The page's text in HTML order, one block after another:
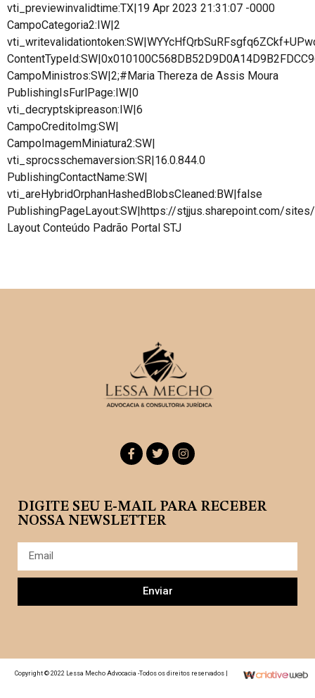
vti_previewinvalidtime:TX|19 Apr 2023 21:31:07 -0000
CampoCategoria2:IW|2
CampoMinistros:SW|2;#Maria Thereza de Assis Moura
PublishingIsFurlPage:IW|0
vti_decryptskipreason:IW|6
CampoCreditoImg:SW|
CampoImagemMiniatura2:SW|
vti_sprocsschemaversion:SR|16.0.844.0
PublishingContactName:SW|
vti_areHybridOrphanHashedBlobsCleaned:BW|false
PublishingPageLayout:SW|https://stjjus.sharepoint.com/
Layout Conteúdo Padrão Portal STJ
DIGITE SEU E-MAIL PARA RECEBER
NOSSA NEWSLETTER
Enviar
Copyright © 2022 Lessa Mecho Advocacia -Todos os direitos reservados |